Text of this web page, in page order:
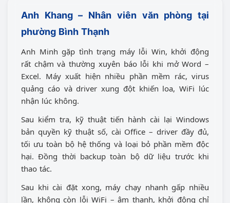
Anh Khang – Nhân viên văn phòng tại
phường Bình Thạnh
Anh Minh gặp tình trạng máy lỗi Win, khởi động
rất chậm và thường xuyên báo lỗi khi mở Word –
Excel. Máy xuất hiện nhiều phần mềm rác, virus
quảng cáo và driver xung đột khiến loa, WiFi lúc
nhận lúc không.
Sau kiểm tra, kỹ thuật tiến hành cài lại Windows
bản quyền kỹ thuật số, cài Office – driver đầy đủ,
tối ưu toàn bộ hệ thống và loại bỏ phần mềm độc
hại. Đồng thời backup toàn bộ dữ liệu trước khi
thao tác.
Sau khi cài đặt xong, máy chạy nhanh gấp nhiều
lần, không còn lỗi WiFi – âm thanh, khởi động chỉ